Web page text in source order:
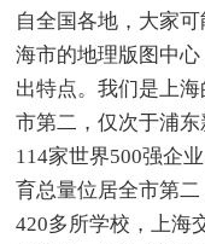
自全国各地，大家
海市的地理版图中
出特点。我们是上
市第二，仅次于浦东
114家世界500强企
育总量位居全市第二
420多所学校，上海